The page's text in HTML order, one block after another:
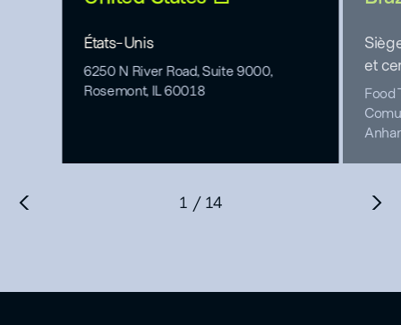
États-Unis
6250 N River Road, Suite 9000,
Rosemont, IL 60018
et
Food
1 / 14